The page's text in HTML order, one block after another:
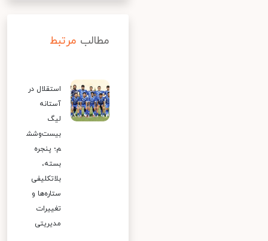
مطالب مرتبط
استقلال در
آستانه
لیگ
بیست‌وشش
م؛ پنجره
بسته،
بلاتکلیفی
ستاره‌ها و
تغییرات
مدیریتی